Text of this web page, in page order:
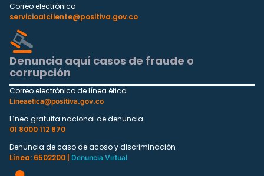
Correo electrónico
servicioalcliente@positiva.gov.co
Denuncia aquí casos de fraude o
corrupción
Correo electrónico de línea ética
Lineaetica@positiva.gov.co
Línea gratuita nacional de denuncia
01 8000 112 870
Denuncia de caso de acoso y discriminación
Línea: 6502200 |
Denuncia Virtual